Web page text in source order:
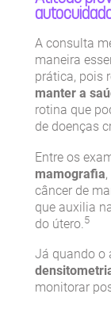
A consulta
maneira
prática, pois
manter a
rotina que
de doenças
Entre os
mamografia
câncer de
que auxilia
do útero. 5
Já quando o
monitorar